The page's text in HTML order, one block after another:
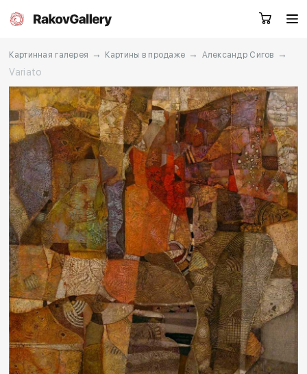
Екатеринбург
RU EN CN
Каталог Художники
О нас Услуги
События Контакты
Другие проекты
Rakov
baget
Rakov
special
Заказать звонок
Картинная галерея → Картины в продаже → Александр Сигов
→
Variato